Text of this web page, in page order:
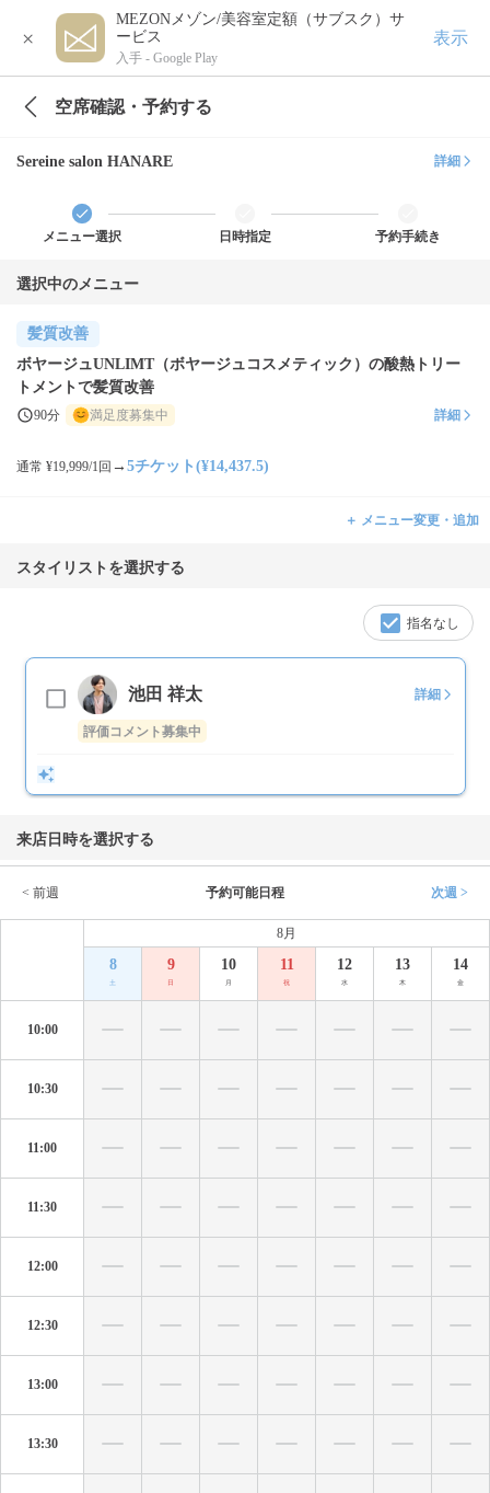
×
MEZONメゾン/美容室定額（サブスク）サ
ービス
入手 - Google Play
表示
空席確認・予約する
Sereine salon HANARE 詳細
メニュー選択 日時指定 予約手続き
選択中のメニュー
髪質改善
ボヤージュUNLIMT（ボヤージュコスメティック）の酸熱トリー
トメントで髪質改善
90分 満足度募集中 詳細
通常 ¥19,999/1回 → 5チケット(¥14,437.5)
＋ メニュー変更・追加
スタイリストを選択する
指名なし
池田 祥太 詳細
評価コメント募集中
来店日時を選択する
< 前週 予約可能日程 次週 >
8月
8
土
9
日
10
月
11
祝
12
水
13
木
14
金
10:00
10:30
11:00
11:30
12:00
12:30
13:00
13:30